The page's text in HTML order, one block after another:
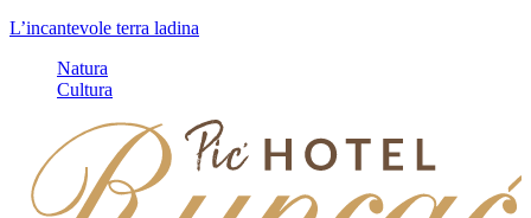
L’incantevole terra ladina
Natura
Cultura